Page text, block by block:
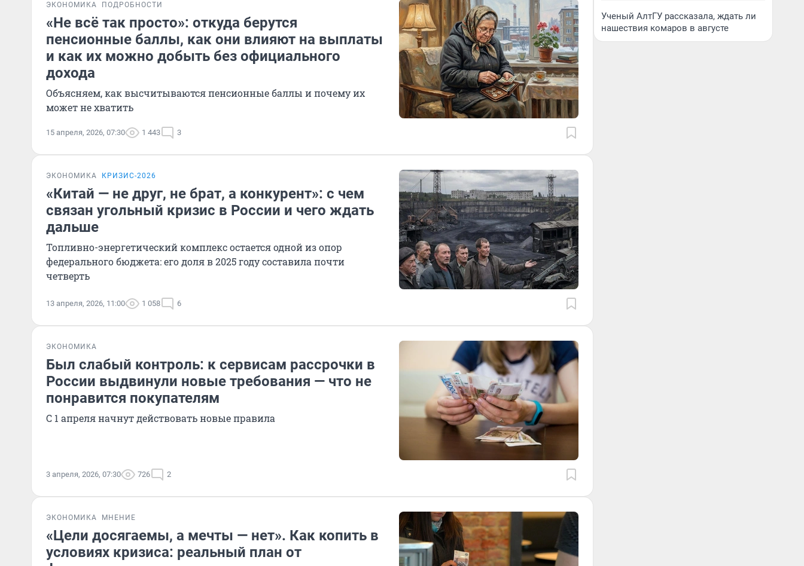
ЭКОНОМИКА ПОДРОБНОСТИ
«Не всё так просто»: откуда берутся
пенсионные баллы, как они влияют на выплаты
и как их можно добыть без официального
дохода
Объясняем, как высчитываются пенсионные баллы и почему их
может не хватить
15 апреля, 2026, 07:30 1 443 3
ЭКОНОМИКА КРИЗИС-2026
«Китай — не друг, не брат, а конкурент»: с чем
связан угольный кризис в России и чего ждать
дальше
Топливно-энергетический комплекс остается одной из опор
федерального бюджета: его доля в 2025 году составила почти
четверть
13 апреля, 2026, 11:00 1 058 6
ЭКОНОМИКА
Был слабый контроль: к сервисам рассрочки в
России выдвинули новые требования — что не
понравится покупателям
С 1 апреля начнут действовать новые правила
3 апреля, 2026, 07:30 726 2
ЭКОНОМИКА МНЕНИЕ
«Цели досягаемы, а мечты — нет». Как копить в
условиях кризиса: реальный план от
Ученый АлтГУ рассказала, ждать ли
нашествия комаров в августе